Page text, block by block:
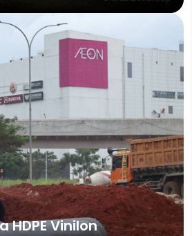
HDPE Vinilon